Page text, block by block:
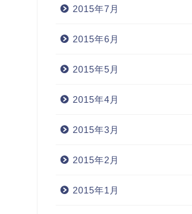
2015年7月
2015年6月
2015年5月
2015年4月
2015年3月
2015年2月
2015年1月